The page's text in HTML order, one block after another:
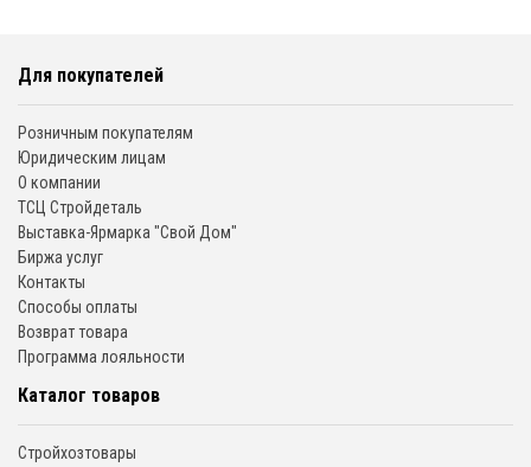
Для покупателей
Розничным покупателям
Юридическим лицам
О компании
ТСЦ Стройдеталь
Выставка-Ярмарка "Свой Дом"
Биржа услуг
Контакты
Способы оплаты
Возврат товара
Программа лояльности
Каталог товаров
Стройхозтовары